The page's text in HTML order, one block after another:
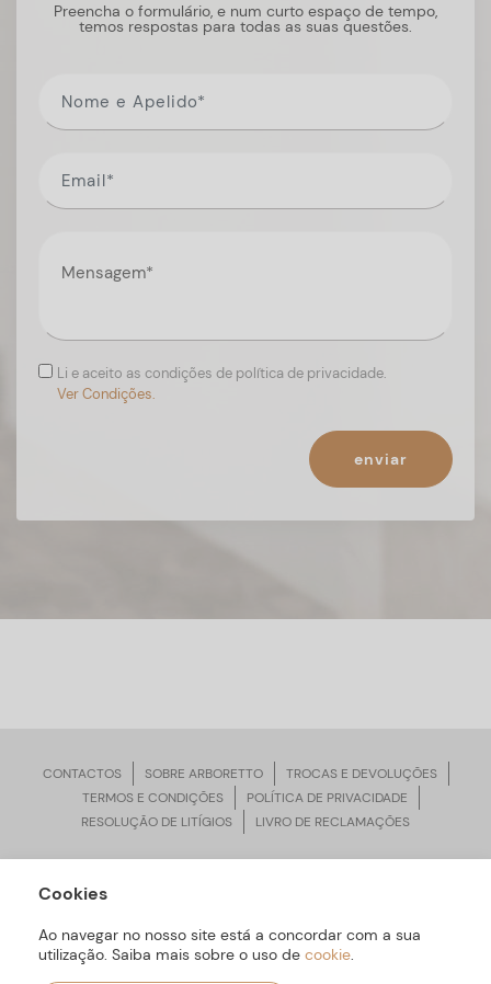
Preencha o formulário, e num curto espaço de tempo,
temos respostas para todas as suas questões.
Li e aceito as condições de política de privacidade.
Ver Condições.
enviar
CONTACTOS SOBRE ARBORETTO
TROCAS E DEVOLUÇÕES
TERMOS E CONDIÇÕES
POLÍTICA DE PRIVACIDADE
RESOLUÇÃO DE LITÍGIOS
LIVRO DE RECLAMAÇÕES
ARBORETTO © Todos os Direitos Reservados | Desenvolvido por
Cookies
Ao navegar no nosso site está a concordar com a sua
utilização. Saiba mais sobre o uso de cookie.